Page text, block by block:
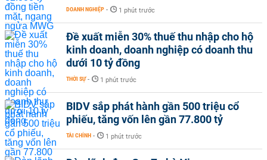
DOANH NGHIỆP - 1 phút trước
Đề xuất miễn 30% thuế thu nhập cho hộ
kinh doanh, doanh nghiệp có doanh thu
dưới 10 tỷ đồng
THỜI SỰ - 1 phút trước
BIDV sắp phát hành gần 500 triệu cổ
phiếu, tăng vốn lên gần 77.800 tỷ
TÀI CHÍNH - 1 phút trước